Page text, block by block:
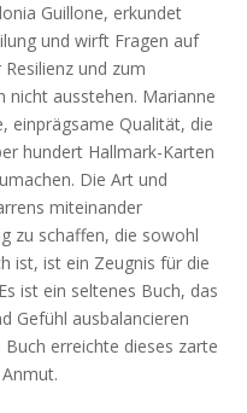
Guillone, erkundet
und wirft Fragen auf
und zum
nicht ausstehen. Marianne
einprägsame Qualität, die
hundert Hallmark-Karten
Die Art und
miteinander
zu schaffen, die sowohl
ist, ist ein Zeugnis für die
ist ein seltenes Buch, das
Gefühl ausbalancieren
erreichte dieses zarte